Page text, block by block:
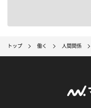
トップ 働く 人間関係